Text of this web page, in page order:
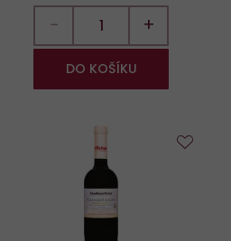
− +
DO KOŠÍKU